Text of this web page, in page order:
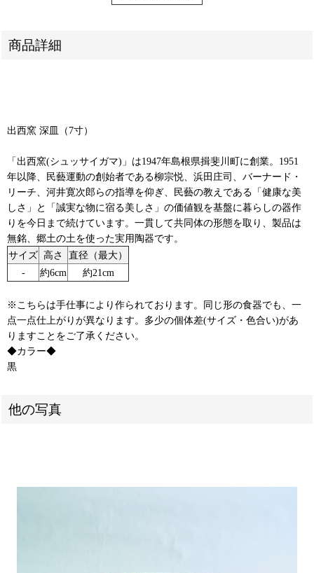
商品詳細
出西窯 深皿（7寸）
「出西窯(シュッサイガマ)」は1947年島根県揖斐川町に創業。1951
年以降、民藝運動の創始者である柳宗悦、浜田庄司、バーナード・
リーチ、河井寛次郎らの指導を仰ぎ、民藝の教えである「健康な美
しさ」と「誠実な物に宿る美しさ」の価値観を基盤に暮らしの器作
りを今日まで続けています。一貫して共同体の形態を取り、製品は
無銘、郷土の土を使った実用陶器です。
サイズ 高さ
直径（最大）
‐
約6cm 約21cm
※こちらは手仕事により作られております。同じ形の食器でも、一
点一点仕上がりが異なります。多少の個体差(サイズ・色合い)があ
りますことをご了承ください。
◆カラー◆
黒
他の写真